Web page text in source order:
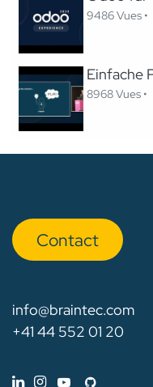
9486 Vues •
Einfache
8968 Vues •
Con​​​​tact
info@braintec.com
+41 44 552 01 20